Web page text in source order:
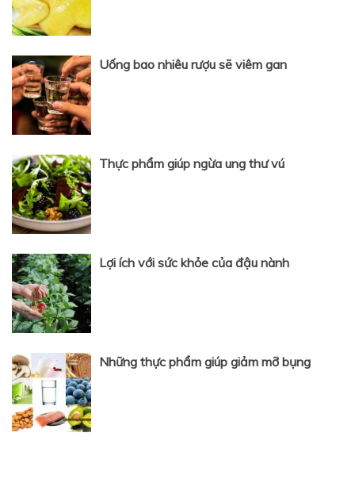
Uống bao nhiêu rượu sẽ viêm gan
Thực phẩm giúp ngừa ung thư vú
Lợi ích với sức khỏe của đậu nành
Những thực phẩm giúp giảm mỡ bụng